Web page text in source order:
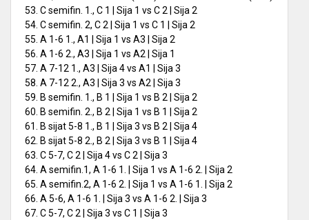
53. C semifin. 1., C 1 | Sija 1 vs C 2 | Sija 2
54. C semifin. 2, C 2 | Sija 1 vs C 1 | Sija 2
55. A 1-6 1., A1 | Sija 1 vs A3 | Sija 2
56. A 1-6 2., A3 | Sija 1 vs A2 | Sija 1
57. A 7-12 1., A3 | Sija 4 vs A1 | Sija 3
58. A 7-12 2., A3 | Sija 3 vs A2 | Sija 3
59. B semifin. 1., B 1 | Sija 1 vs B 2 | Sija 2
60. B semifin. 2., B 2 | Sija 1 vs B 1 | Sija 2
61. B sijat 5-8 1., B 1 | Sija 3 vs B 2 | Sija 4
62. B sijat 5-8 2., B 2 | Sija 3 vs B 1 | Sija 4
63. C 5-7, C 2 | Sija 4 vs C 2 | Sija 3
64. A semifin.1, A 1-6 1. | Sija 1 vs A 1-6 2. | Sija 2
65. A semifin.2, A 1-6 2. | Sija 1 vs A 1-6 1. | Sija 2
66. A 5-6, A 1-6 1. | Sija 3 vs A 1-6 2. | Sija 3
67. C 5-7, C 2 | Sija 3 vs C 1 | Sija 3